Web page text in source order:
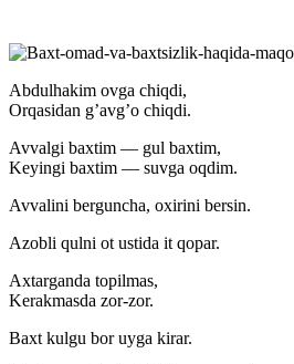
Abdulhakim ovga chiqdi,
Orqasidan g’avg’o chiqdi.
Avvalgi baxtim — gul baxtim,
Keyingi baxtim — suvga oqdim.
Avvalini berguncha, oxirini bersin.
Azobli qulni ot ustida it qopar.
Axtarganda topilmas,
Kerakmasda zor-zor.
Baxt kulgu bor uyga kirar.